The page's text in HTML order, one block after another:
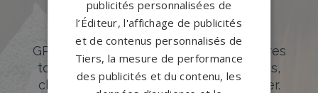
Des pierres tombales uniques et
originales
GPG Granit offre un large choix de pierres
tombales en granit de styles modernes,
classiques ou originales à personnaliser.
publicités personnalisées de
l’Éditeur, l'affichage de publicités
et de contenus personnalisés de
Tiers, la mesure de performance
des publicités et du contenu, les